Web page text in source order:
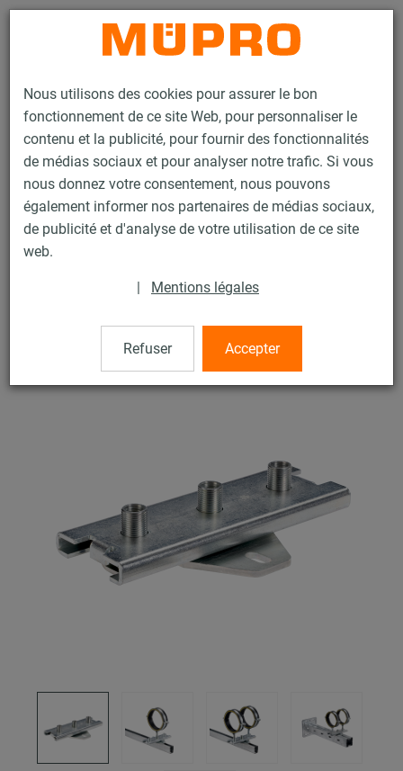
Nous utilisons des cookies pour assurer le bon
fonctionnement de ce site Web, pour personnaliser le
contenu et la publicité, pour fournir des fonctionnalités
de médias sociaux et pour analyser notre trafic. Si vous
nous donnez votre consentement, nous pouvons
également informer nos partenaires de médias sociaux,
de publicité et d'analyse de votre utilisation de ce site
web.
| Mentions légales
Refuser Accepter
Contact
Produits Technique de fixation
Points fixes / Dilatation
Curseur à glissière 4 kN
Curseur à glissière 4 kN